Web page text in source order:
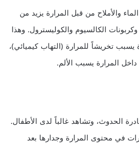
والأملاح من قبل المرارة يزيد من
الكالسيوم والكوليسترول. وهذا
يسبب تخريشاً للمرارة (التهاب كيميائي)،
المرارة يسبب الألم.
الحدوث، وتشاهد غالباً لدى الأطفال.
في محتوى المرارة وجدارها بعد